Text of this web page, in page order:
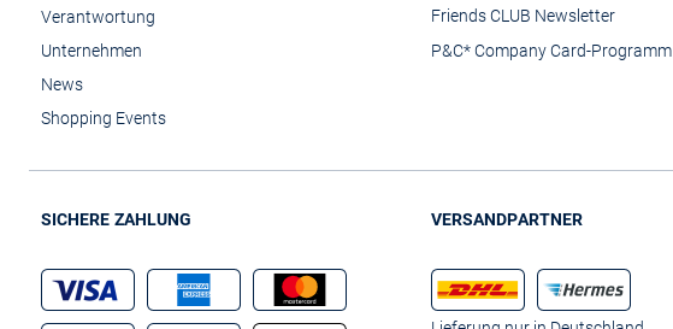
Verantwortung
Unternehmen
News
Shopping Events
Friends CLUB Newsletter
P&C* Company Card-Programm
SICHERE ZAHLUNG VERSANDPARTNER